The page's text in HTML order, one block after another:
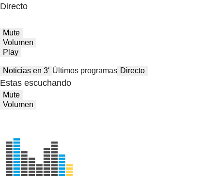
Directo
Mute
Volumen
Play
Noticias en 3′ Últimos programas Directo
Estas escuchando
Mute
Volumen